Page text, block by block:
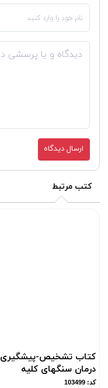
ارسال دیدگاه
کتب مرتبط
کتاب تشخیص-
درمان سنگهای کلیه
کد: 103499